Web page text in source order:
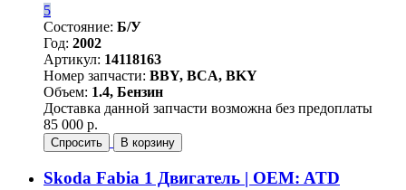
5
Состояние: Б/У
Год: 2002
Артикул: 14118163
Номер запчасти: BBY, BCA, BKY
Объем: 1.4, Бензин
Доставка данной запчасти возможна без предоплаты
85 000 р.
Спросить В корзину
Skoda Fabia 1 Двигатель | OEM: ATD